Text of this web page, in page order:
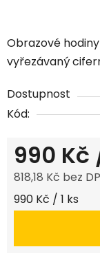
Obrazové
vyřezávaný
Dostupnost
Kód:
990 Kč
818,18 Kč bez
Měrná cena:
990 Kč / 1 ks